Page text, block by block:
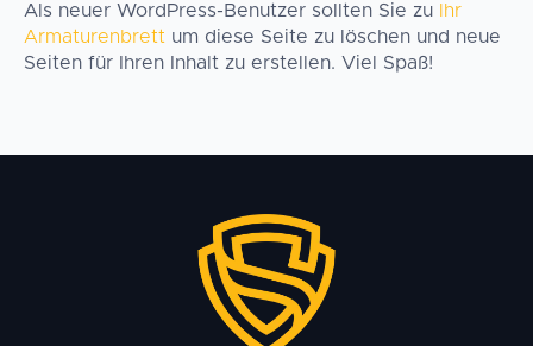
Als neuer WordPress-Benutzer sollten Sie zu
Ihr
Armaturenbrett um diese Seite zu löschen und neue
Seiten für Ihren Inhalt zu erstellen. Viel Spaß!